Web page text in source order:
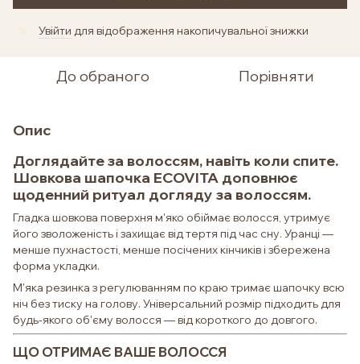
Увійти для відображення накопичувальної знижки
До обраного Порівняти
Опис
Доглядайте за волоссям, навіть коли спите.
Шовкова шапочка ECOVITA доповнює
щоденний ритуал догляду за волоссям.
Гладка шовкова поверхня м'яко обіймає волосся, утримує
його зволоженість і захищає від тертя під час сну. Уранці —
менше пухнастості, менше посічених кінчиків і збережена
форма укладки.
М'яка резинка з регулюванням по краю тримає шапочку всю
ніч без тиску на голову. Універсальний розмір підходить для
будь-якого об'єму волосся — від короткого до довгого.
ЩО ОТРИМАЄ ВАШЕ ВОЛОССЯ